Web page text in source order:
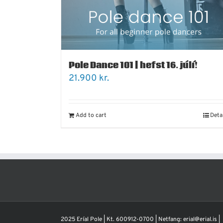
Pole Dance 101 | hefst 16. júlí!
21.900 kr.
Add to cart
2025 Eríal Pole | Kt. 600912-0700 | Netfang: erial@erial.is |